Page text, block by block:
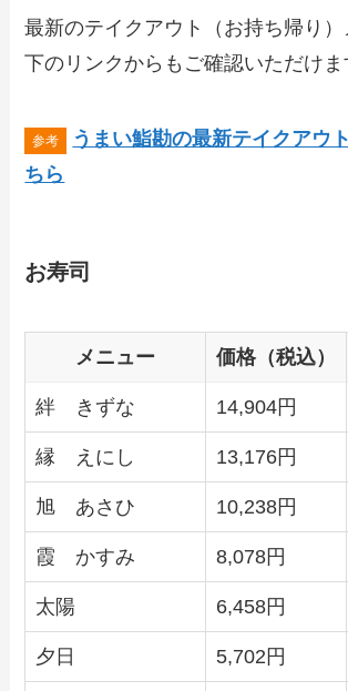
最新のテイクアウト（お持ち帰り
下のリンクからもご確認いただけま
うまい鮨勘の最新テイクアウ
ちら
お寿司
メニュー 価格（税込）
絆 きずな 14,904円
縁 えにし 13,176円
旭 あさひ 10,238円
霞 かすみ 8,078円
太陽 6,458円
夕日 5,702円